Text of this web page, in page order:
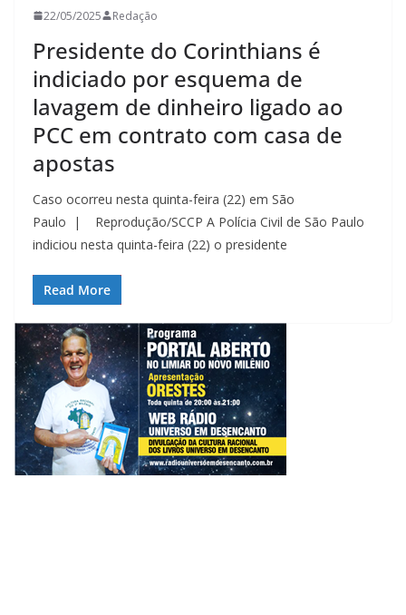
22/05/2025 Redação
Presidente do Corinthians é
indiciado por esquema de
lavagem de dinheiro ligado ao
PCC em contrato com casa de
apostas
Caso ocorreu nesta quinta-feira (22) em São
Paulo | Reprodução/SCCP A Polícia Civil de São Paulo
indiciou nesta quinta-feira (22) o presidente
Read More